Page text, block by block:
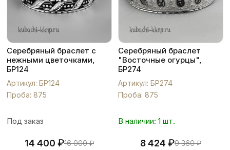
Серебряный браслет с
нежными цветочками,
БР124
Артикул: БР124
Проба: 875
Под заказ
14 400 ₽16 000₽
Серебряный браслет
"Восточные огурцы",
БР274
Артикул: БР274
Проба: 875
В наличии: 1 шт.
8 424 ₽9 360₽